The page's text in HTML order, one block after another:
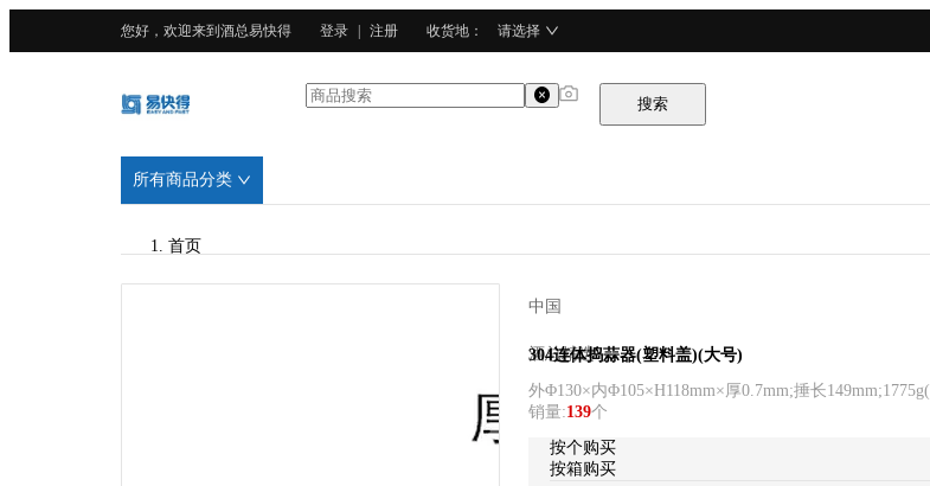
您好，欢迎来到酒总易快得 登录 注册 收货地 ： 请选择
搜索
所有商品分类
首页
中国
酒总精选
304连体捣蒜器(塑料盖)(大号)
外Φ130×内Φ105×H118mm×厚0.7mm;捶长149mm;1775g(
销量:139个
按个购买
按箱购买